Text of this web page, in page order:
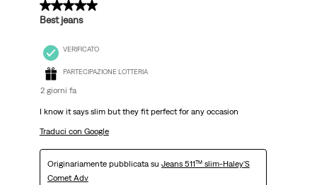
5 su 5 stelle.
Best jeans
VERIFICATO
PARTECIPAZIONE LOTTERIA
2 giorni fa
I know it says slim but they fit perfect for any occasion
Traduci con Google
Originariamente pubblicata su Jeans 511™ slim-Haley'S
Comet Adv